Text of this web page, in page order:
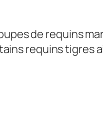
de requins
requins tigres